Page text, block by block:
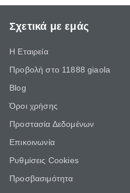
Σχετικά με εμάς
Η Εταιρεία
Προβολή στο 11888 giaola
Blog
Όροι χρήσης
Προστασία Δεδομένων
Επικοινωνία
Ρυθμίσεις Cookies
Προσβασιμότητα